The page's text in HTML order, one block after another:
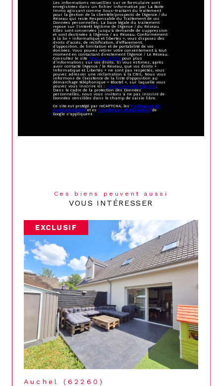
Les informations recueillies sur ce formulaire sont
enregistrées dans un fichier informatisé par La Boite
Immo agissant comme Sous-traitant du traitement
pour la gestion de la clientèle/prospects de l'Agence / du
Réseau qui reste Responsable du Traitement de vos
Données personnelles. La base légale du traitement
repose sur l'intérêt légitime de l'Agence / du Réseau.
Elles sont conservées jusqu'à demande de suppression
et sont destinées à l'Agence / au Réseau. Conformément
à la loi « informatique et libertés », vous disposez des
droits d’accès, de rectification, d’effacement,
d’opposition, de limitation et de portabilité de vos
données. Vous pouvez retirer votre consentement à tout
moment en contactant directement l’Agence / Le Réseau.
Consultez le site https://cnil.fr/fr pour plus
d’informations sur vos droits. Si vous estimez, après
avoir contacté l'Agence / le Réseau, que vos droits «
Informatique et Libertés » ne sont pas respectés, vous
pouvez adresser une réclamation à la CNIL. Nous vous
informons de l’existence de la liste d'opposition au
démarchage téléphonique « Bloctel », sur laquelle vous
pouvez vous inscrire ici : https://www.bloctel.gouv.fr.
Dans le cadre de la protection des Données
personnelles, nous vous invitons à ne pas inscrire de
Données sensibles dans le champ de saisie libre.
Ce site est protégé par reCAPTCHA, lesPolitiques de
Confidentialité et esConditions d'utilisation de
Google s'appliquent.
Ces biens peuvent aussi
VOUS INTÉRESSER
EXCLUSIF
Auchel (62260)